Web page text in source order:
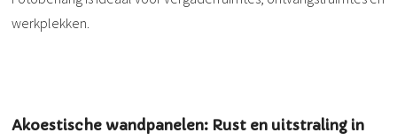
werkplekken.
Akoestische wandpanelen: Rust en uitstraling in